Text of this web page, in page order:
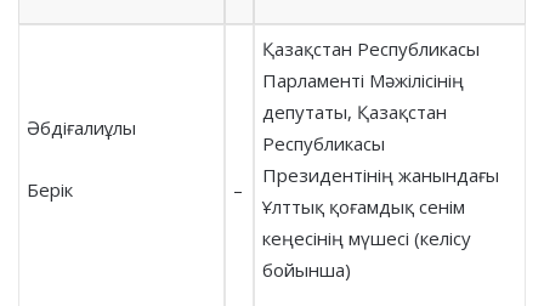
Әбдіғалиұлы
Берік –
Қазақстан Республикасы
Парламенті Мәжілісінің
депутаты, Қазақстан
Республикасы
Президентінің жанындағы
Ұлттық қоғамдық сенім
кеңесінің мүшесі (келісу
бойынша)